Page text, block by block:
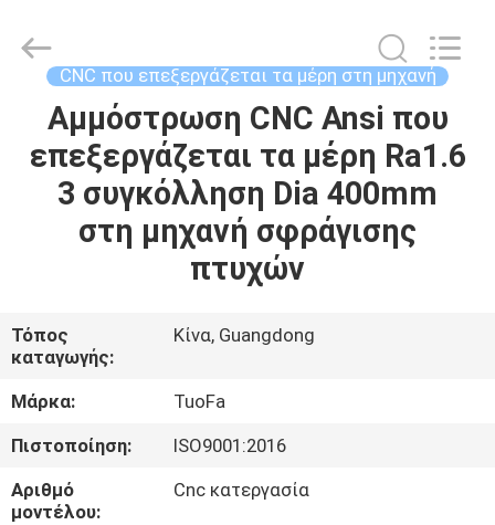
ΣΠΊΤΙ
ΠΡΟΪΌΝΤΑ
ΕΜΆΣ
ΕΠΙΣΚΈΨΕΙΣ
ΣΤΟ
ΕΡΓΟΣΤΆΣΙΟ
Tuofa
Technology
Reserved.
CNC που επεξεργάζεται τα μέρη στη μηχανή
Αμμόστρωση CNC Ansi που
επεξεργάζεται τα μέρη Ra1.6
3 συγκόλληση Dia 400mm
στη μηχανή σφράγισης
πτυχών
Τόπος
καταγωγής:
Κίνα, Guangdong
Μάρκα:
TuoFa
Πιστοποίηση:
ISO9001:2016
Αριθμό
μοντέλου:
Cnc κατεργασία